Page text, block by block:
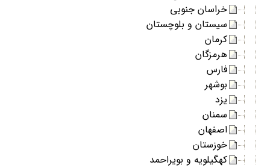
خراسان جنوبی
سیستان و بلوچستان
کرمان
هرمزگان
فارس
بوشهر
یزد
سمنان
اصفهان
خوزستان
کهگیلویه و بویراحمد